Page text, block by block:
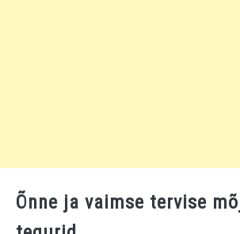
Õnne ja vaimse tervise